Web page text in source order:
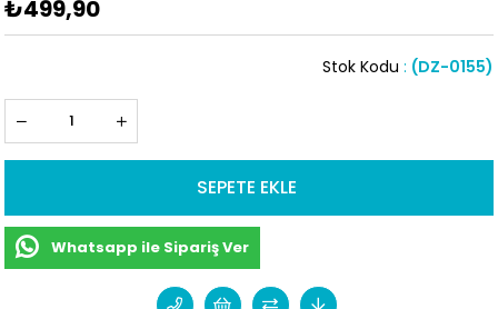
₺499,90
(DZ-0155)
Stok Kodu
Whatsapp ile Sipariş Ver